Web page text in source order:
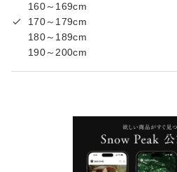
160～169cm
170～179cm
180～189cm
190～200cm